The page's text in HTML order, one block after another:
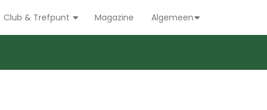
Club & Trefpunt Magazine Algemeen